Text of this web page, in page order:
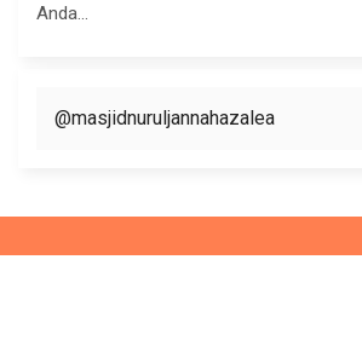
Anda...
@masjidnuruljannahazalea